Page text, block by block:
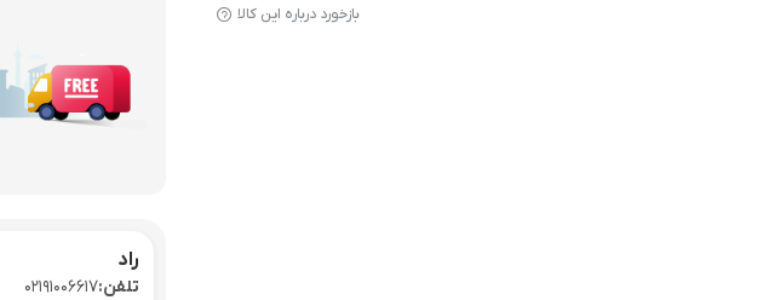
بازخورد درباره این کالا
راد
تلفن:02191006617